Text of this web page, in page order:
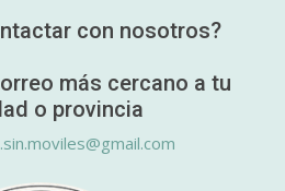
con nosotros?
más cercano a tu
o provincia